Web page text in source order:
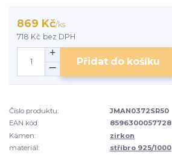
869 Kč/ks
718 Kč bez DPH
Přidat do košíku
Číslo produktu:
JMAN0372SR50
EAN kód:
8596300057728
Kámen:
zirkon
materiál:
stříbro 925/1000